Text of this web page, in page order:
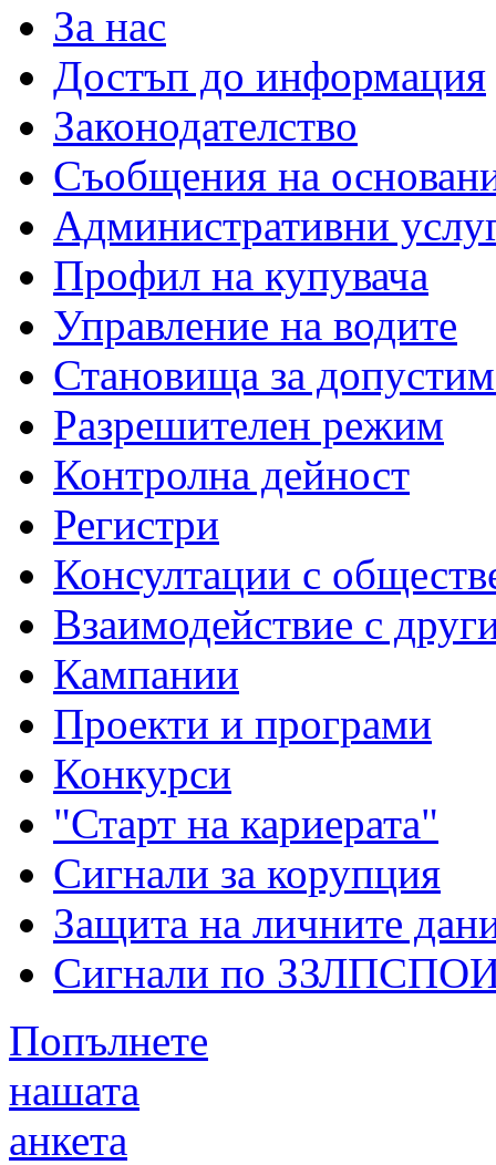
За нас
Достъп до информация
Законодателство
Съобщения на
Административни
Профил на купувача
Управление на водите
Становища за
Разрешителен режим
Контролна дейност
Регистри
Консултации с
Взаимодействие с
Кампании
Проекти и програми
Конкурси
"Старт на кариерата"
Сигнали за корупция
Защита на личните
Сигнали по
Попълнете
нашата
анкета